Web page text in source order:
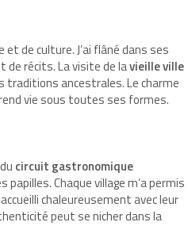
de culture. J’ai flâné dans ses
récits. La visite de lavieille ville
traditions ancestrales. Le charme
vie sous toutes ses formes.
circuit gastronomique
papilles. Chaque village m’a permis
chaleureusement avec leur
peut se nicher dans la